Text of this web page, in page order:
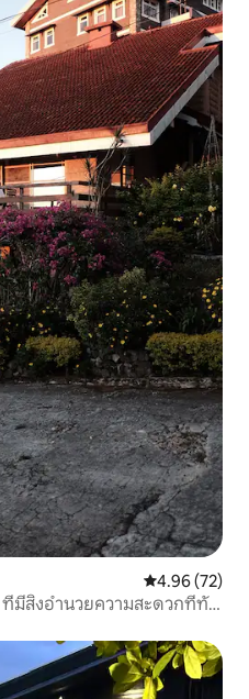
คะแนนเฉลี่ย
4.96 (72)
มีสิ่งอำนวยความสะดวกที่ทัน